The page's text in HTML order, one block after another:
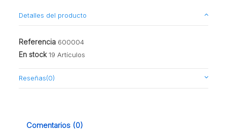
Detalles del producto
Referencia 600004
En stock 19 Artículos
Reseñas(0)
Comentarios (0)